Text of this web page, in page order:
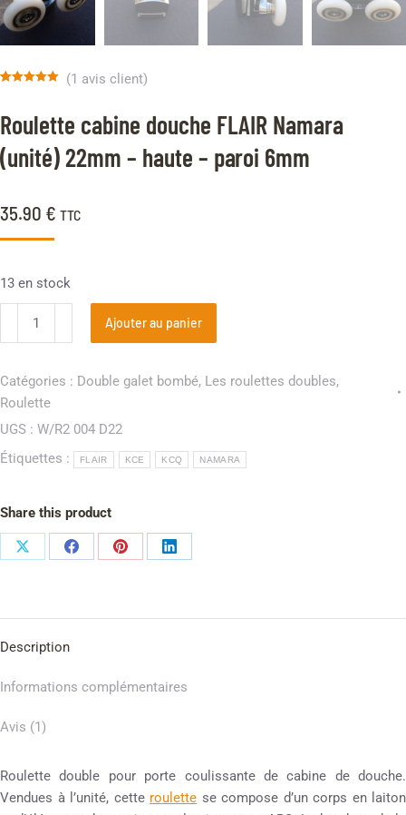
Roulette cabine douche FLAIR Namara
(unité) 22mm – haute – paroi 6mm
35.90 € TTC
sur
notation
client
(1 avis client)
13 en stock
Ajouter au panier
Catégories : Double galet bombé, Les roulettes doubles,
Roulette
UGS : W/R2 004 D22
Étiquettes :
FLAIR KCE KCQ NAMARA
Share this product
Description
Informations complémentaires
Avis (1)
Roulette double pour porte coulissante de cabine de douche.
Vendues à l’unité, cette roulette se compose d’un corps en laiton